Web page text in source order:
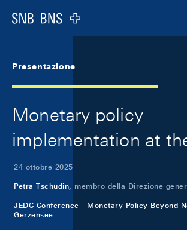
Logo
Presentazione
Monetary policy
implementation at
24 ottobre 2025
Petra Tschudin, membro della Direzione
JEDC Conference - Monetary Policy Beyond
Gerzensee